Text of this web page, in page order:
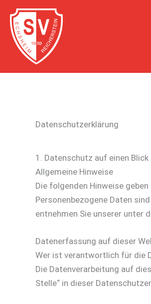
Zum
Inhalt
springen
Datenschutzerklärung
1. Datenschutz auf einen Blick
Allgemeine Hinweise
Die folgenden Hinweise
Personenbezogene Daten
entnehmen Sie unserer unter
Datenerfassung auf dieser
Wer ist verantwortlich für die
Die Datenverarbeitung auf
Stelle“ in dieser